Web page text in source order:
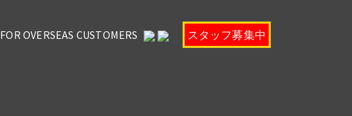
FOR OVERSEAS CUSTOMERS スタッフ募集中